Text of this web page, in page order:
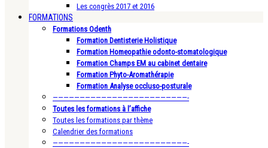
Les congrès 2017 et 2016
FORMATIONS
Formations Odenth
Formation Dentisterie Holistique
Formation Homeopathie odonto-stomatologique
Formation Champs EM au cabinet dentaire
Formation Phyto-Aromathérapie
Formation Analyse occluso-posturale
—————————————————————————-
Toutes les formations à l’affiche
Toutes les formations par thème
Calendrier des formations
—————————————————————————-